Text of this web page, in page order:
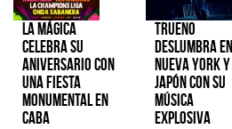
La Mágica
celebra su
aniversario con
una fiesta
monumental en
CABA
TRUENO
deslumbra en
Nueva York y
Japón con su
música
explosiva